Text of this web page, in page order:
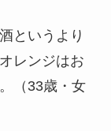
というより
レンジはお
（33歳・女